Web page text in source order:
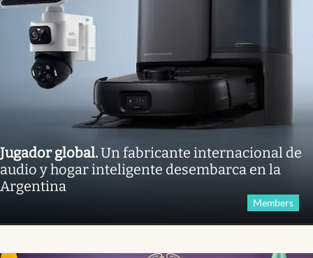
Jugador global.Un fabricante internacional de
audio y hogar inteligente desembarca en la
Argentina
Members